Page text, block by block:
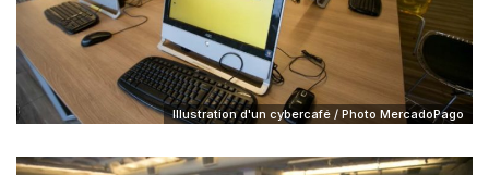
Illustration d'un cybercafé / Photo MercadoPago